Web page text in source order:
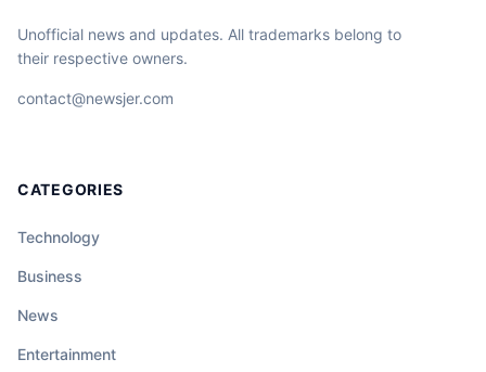
Unofficial news and updates. All trademarks belong to
their respective owners.
contact@newsjer.com
CATEGORIES
Technology
Business
News
Entertainment